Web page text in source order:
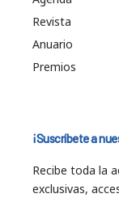
Revista
Anuario
Premios
¡Suscríbete a
Recibe toda la
exclusivas,